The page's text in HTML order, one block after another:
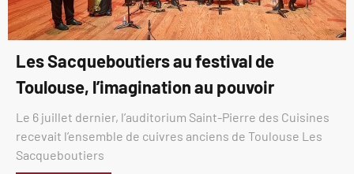
Les Sacqueboutiers au festival de
Toulouse, l’imagination au pouvoir
Le 6 juillet dernier, l’auditorium Saint-Pierre des Cuisines
recevait l’ensemble de cuivres anciens de Toulouse Les
Sacqueboutiers